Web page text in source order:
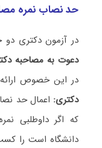
حد نصاب نمره
در آزمون دکتری
دعوت به مصاحبه
در این خصوص
دکتری: اعمال حد
که اگر داوطلبی
دانشگاه است را